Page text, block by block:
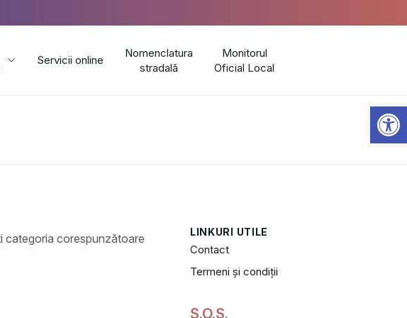
Servicii online
Nomenclatura
stradală
Monitorul
Oficial Local
LINKURI UTILE
Contact
Termeni și condiții
S.O.S.